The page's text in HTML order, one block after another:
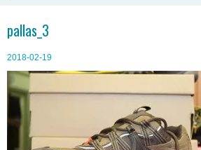
pallas_3
2018-02-19